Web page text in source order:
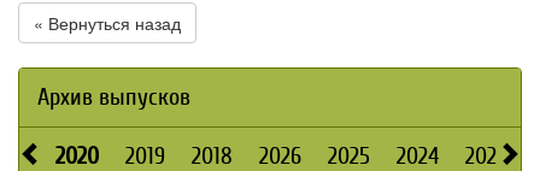
« Вернуться назад
Архив выпусков
2020 2019 2018 2026 2025 2024 2023